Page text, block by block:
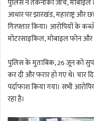
पुलिस ने तकनीकी जांच,
आधार पर झारखंड, महाराष्ट्र और
गिरफ्तार किया। आरोपियों के
मोटरसाइकिल, मोबाइल फोन और
पुलिस के मुताबिक, 26 जून को
कर दी और फरार हो गए थे। चार
पर्दाफाश किया गया। सभी
रहा है।